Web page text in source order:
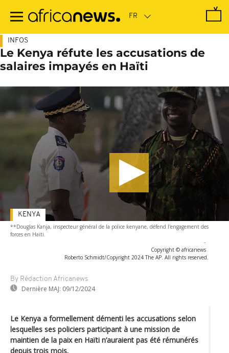
contenu
INFOS
Le Kenya réfute les accusations de
salaires impayés en Haïti
**Douglas Kanja, inspecteur général de la police kenyane, défend l'engagement des
forces en Haïti.
-
Copyright © africanews
Roberto Schmidt/Copyright 2024 The AP. All rights reserved.
By Rédaction Africanews
Dernière MAJ: 09/12/2024
KENYA
Le Kenya a formellement démenti les accusations selon
lesquelles ses policiers participant à une mission de
maintien de la paix en Haïti n’auraient pas été rémunérés
depuis trois mois.